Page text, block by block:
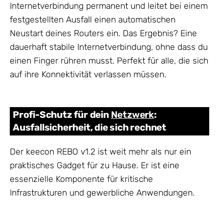
Internetverbindung permanent und leitet bei einem
festgestellten Ausfall einen automatischen
Neustart deines Routers ein. Das Ergebnis? Eine
dauerhaft stabile Internetverbindung, ohne dass du
einen Finger rühren musst. Perfekt für alle, die sich
auf ihre Konnektivität verlassen müssen.
Profi-Schutz für dein Netzwerk:
Ausfallsicherheit, die sich rechnet
Der keecon REBO v1.2 ist weit mehr als nur ein
praktisches Gadget für zu Hause. Er ist eine
essenzielle Komponente für kritische
Infrastrukturen und gewerbliche Anwendungen.